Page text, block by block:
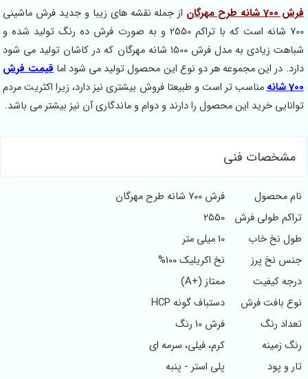
فرش 700 شانه طرح مهرگان
از جمله نقشه های زیبا و جدید فرش ماشینی
700 شانه است که با تراکم 2550 و به صورت فرش ده رنگ تولید شده و
شباهت زیادی به مدل فرش 1500 شانه مهرگان که در کاشان تولید می شود
دارد. در این مجموعه هر دو نوع این محصول تولید می شود اماقیمت فرش
700 شانه
مناسب تر است و طبیعتا فروش بیشتری نیز دارد، زیرا اکثریت مردم
توانایی خرید این محصول را دارند و دوام و ماندگاری آن نیز بیشتر می باشد.
مشخصات فنی
نام محصول
فرش 700 شانه طرح مهرگان
تراکم طولی فرش
2550
طول نخ خاب
10 میلی متر
جنس نخ پرز
نخ اکریلیک 100%
درجه کیفیت
ممتاز (+A)
نوع بافت فرش
دستباف گونه HCP
تعداد رنگ
فرش 10 رنگ
رنگ زمینه
کرم، فیلی، سرمه ای
تار و پود
پلی استر - پنبه